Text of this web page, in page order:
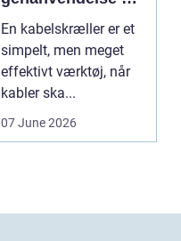
bedre økonomi i
kabelhåndtering
En kabelskræller er et
simpelt, men meget
effektivt værktøj, når
kabler ska...
07 June 2026